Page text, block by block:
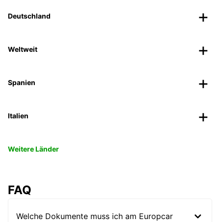
Deutschland
Weltweit
Spanien
Italien
Weitere Länder
FAQ
Welche Dokumente muss ich am Europcar